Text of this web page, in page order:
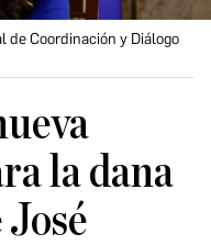
de Coordinación y Diálogo
la dana